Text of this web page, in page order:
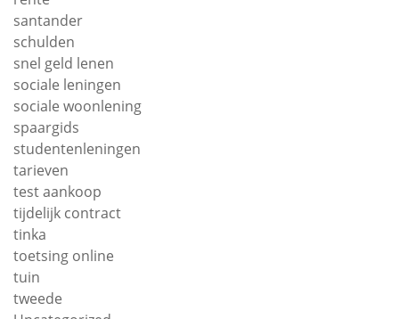
santander
schulden
snel geld lenen
sociale leningen
sociale woonlening
spaargids
studentenleningen
tarieven
test aankoop
tijdelijk contract
tinka
toetsing online
tuin
tweede